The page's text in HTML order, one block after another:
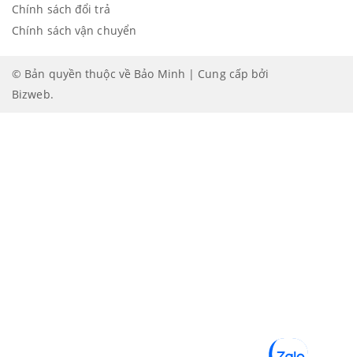
Chính sách đổi trả
Chính sách vận chuyển
© Bản quyền thuộc về Bảo Minh | Cung cấp bởi
Bizweb.